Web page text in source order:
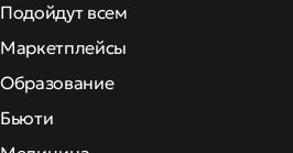
Подойдут всем
Маркетплейсы
Образование
Бьюти